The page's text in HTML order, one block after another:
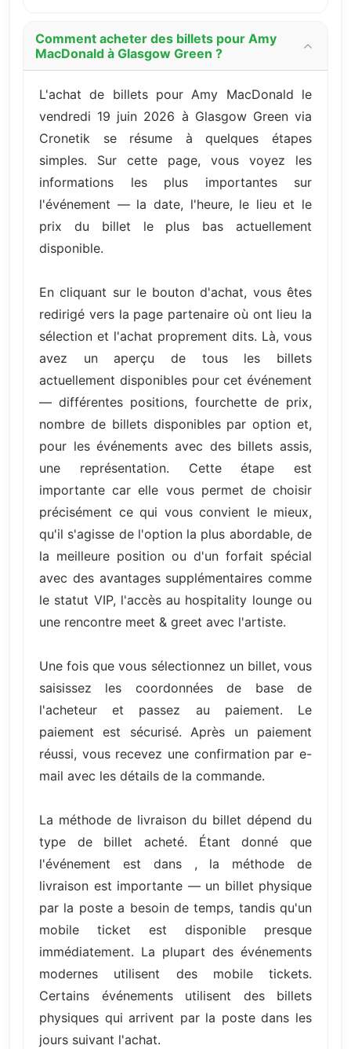
Comment acheter des billets pour Amy
MacDonald à Glasgow Green ?
L'achat de billets pour Amy MacDonald le
vendredi 19 juin 2026 à Glasgow Green via
Cronetik se résume à quelques étapes
simples. Sur cette page, vous voyez les
informations les plus importantes sur
l'événement — la date, l'heure, le lieu et le
prix du billet le plus bas actuellement
disponible.
En cliquant sur le bouton d'achat, vous êtes
redirigé vers la page partenaire où ont lieu la
sélection et l'achat proprement dits. Là, vous
avez un aperçu de tous les billets
actuellement disponibles pour cet événement
— différentes positions, fourchette de prix,
nombre de billets disponibles par option et,
pour les événements avec des billets assis,
une représentation. Cette étape est
importante car elle vous permet de choisir
précisément ce qui vous convient le mieux,
qu'il s'agisse de l'option la plus abordable, de
la meilleure position ou d'un forfait spécial
avec des avantages supplémentaires comme
le statut VIP, l'accès au hospitality lounge ou
une rencontre meet & greet avec l'artiste.
Une fois que vous sélectionnez un billet, vous
saisissez les coordonnées de base de
l'acheteur et passez au paiement. Le
paiement est sécurisé. Après un paiement
réussi, vous recevez une confirmation par e-
mail avec les détails de la commande.
La méthode de livraison du billet dépend du
type de billet acheté. Étant donné que
l'événement est dans , la méthode de
livraison est importante — un billet physique
par la poste a besoin de temps, tandis qu'un
mobile ticket est disponible presque
immédiatement. La plupart des événements
modernes utilisent des mobile tickets.
Certains événements utilisent des billets
physiques qui arrivent par la poste dans les
jours suivant l'achat.